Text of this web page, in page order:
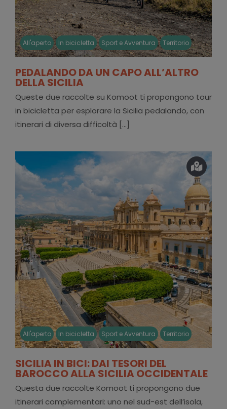
All'aperto In bicicletta Sport e Avventura Territorio
PEDALANDO DA UN CAPO ALL’ALTRO
DELLA SICILIA
Queste due raccolte su Komoot ti propongono tour
in bicicletta per esplorare la Sicilia pedalando, con
itinerari di diversa difficoltà [...]
All'aperto In bicicletta Sport e Avventura Territorio
SICILIA IN BICI: DAI TESORI DEL
BAROCCO ALLA SICILIA OCCIDENTALE
Questa due raccolte Komoot ti propongono due
itinerari complementari: uno nel sud-est dell’isola,